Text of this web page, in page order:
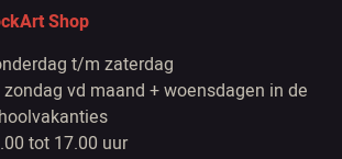
Shop
t/m zaterdag
zondag vd maand + woensdagen in de
tot 17.00 uur